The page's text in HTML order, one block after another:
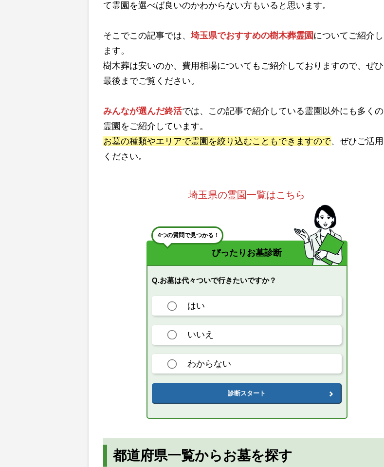
て霊園を選べば良いのかわからない方もいると思います。
そこでこの記事では、埼玉県でおすすめの樹木葬霊園についてご紹介し
ます。
樹木葬は安いのか、費用相場についてもご紹介しておりますので、ぜひ
最後までご覧ください。
みんなが選んだ終活では、この記事で紹介している霊園以外にも多くの
霊園をご紹介しています。
お墓の種類やエリアで霊園を絞り込むこともできますので、ぜひご活用
ください。
埼玉県の霊園一覧はこちら
4つの質問で見つかる！
ぴったりお墓診断
Q.お墓は代々ついで行きたいですか？
はい
いいえ
わからない
診断スタート
都道府県一覧からお墓を探す